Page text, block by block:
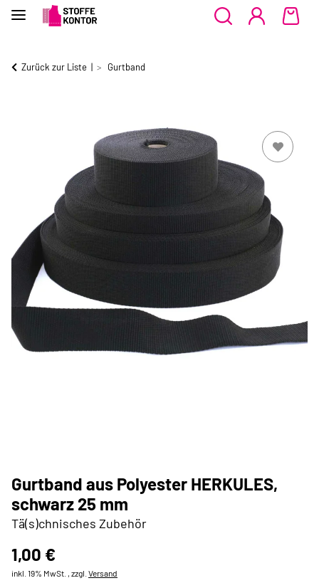
Zurück zur Liste Gurtband
Gurtband aus Polyester HERKULES,
schwarz 25 mm
Tä(s)chnisches Zubehör
1,00 €
inkl. 19% MwSt. , zzgl. Versand